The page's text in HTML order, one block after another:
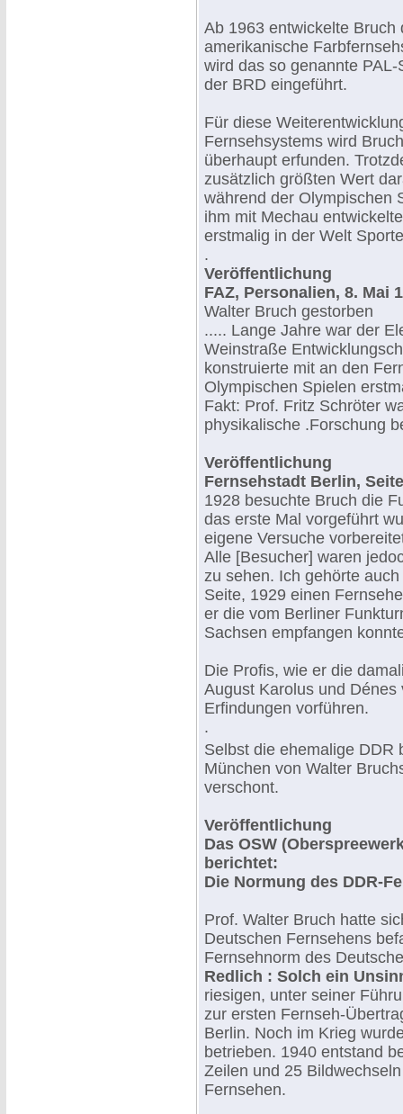
Ab 1963 entwickelte
amerikanische
wird das so genannte
der BRD eingeführt.
Für diese
Fernsehsystems wird
überhaupt erfunden.
zusätzlich größten Wert
während der Olympischen
ihm mit Mechau
erstmalig in der Welt
.
Veröffentlichung
FAZ, Personalien, 8. Mai
Walter Bruch gestorben
..... Lange Jahre war der
Weinstraße
konstruierte mit an den
Olympischen Spielen
Fakt: Prof. Fritz Schröter
physikalische .Forschung
Veröffentlichung
Fernsehstadt Berlin,
1928 besuchte Bruch die
das erste Mal vorgeführt
eigene Versuche
Alle [Besucher] waren
zu sehen. Ich gehörte
Seite, 1929 einen
er die vom Berliner
Sachsen empfangen
Die Profis, wie er die
August Karolus und
Erfindungen vorführen.
.
Selbst die ehemalige DDR
München von Walter
verschont.
Veröffentlichung
Das OSW
berichtet:
Die Normung des DDR-
Prof. Walter Bruch hatte
Deutschen Fernsehens
Fernsehnorm des
Redlich : Solch ein
riesigen, unter seiner
zur ersten Fernseh-
Berlin. Noch im Krieg
betrieben. 1940 entstand
Zeilen und 25
Fernsehen.